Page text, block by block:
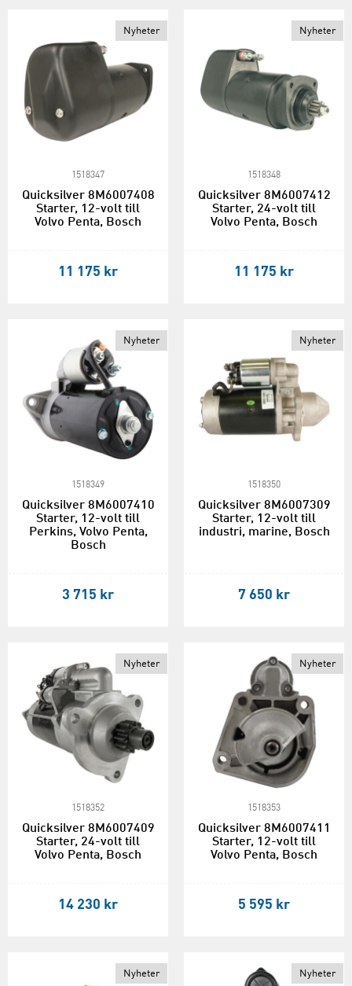
Nyheter
1518347
Quicksilver 8M6007408
Starter, 12-volt till
Volvo Penta, Bosch
11 175 kr
Nyheter
1518348
Quicksilver 8M6007412
Starter, 24-volt till
Volvo Penta, Bosch
11 175 kr
Nyheter
1518349
Quicksilver 8M6007410
Starter, 12-volt till
Perkins, Volvo Penta,
Bosch
3 715 kr
Nyheter
1518350
Quicksilver 8M6007309
Starter, 12-volt till
industri, marine, Bosch
7 650 kr
Nyheter
1518352
Quicksilver 8M6007409
Starter, 24-volt till
Volvo Penta, Bosch
14 230 kr
Nyheter
1518353
Quicksilver 8M6007411
Starter, 12-volt till
Volvo Penta, Bosch
5 595 kr
Nyheter Nyheter